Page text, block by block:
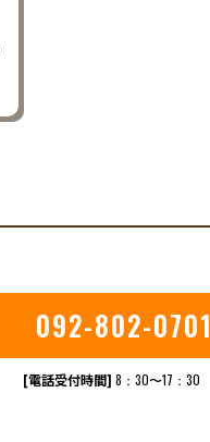
092-802-0701
[電話受付時間] 8：30〜17：30